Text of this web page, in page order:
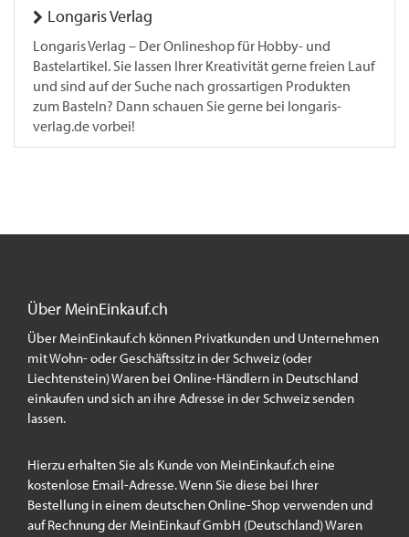
Longaris Verlag
Longaris Verlag – Der Onlineshop für Hobby- und
Bastelartikel. Sie lassen Ihrer Kreativität gerne freien Lauf
und sind auf der Suche nach grossartigen Produkten
zum Basteln? Dann schauen Sie gerne bei longaris-
verlag.de vorbei!
Über MeinEinkauf.ch
Über MeinEinkauf.ch können Privatkunden und Unternehmen
mit Wohn- oder Geschäftssitz in der Schweiz (oder
Liechtenstein) Waren bei Online-Händlern in Deutschland
einkaufen und sich an ihre Adresse in der Schweiz senden
lassen.
Hierzu erhalten Sie als Kunde von MeinEinkauf.ch eine
kostenlose Email-Adresse. Wenn Sie diese bei Ihrer
Bestellung in einem deutschen Online-Shop verwenden und
auf Rechnung der MeinEinkauf GmbH (Deutschland) Waren